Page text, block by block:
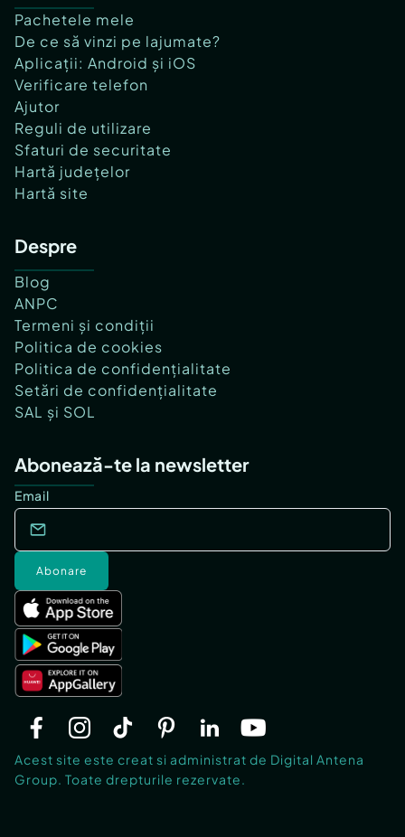
Pachetele mele
De ce să vinzi pe lajumate?
Aplicații: Android și iOS
Verificare telefon
Ajutor
Reguli de utilizare
Sfaturi de securitate
Hartă județelor
Hartă site
Despre
Blog
ANPC
Termeni și condiții
Politica de cookies
Politica de confidențialitate
Setări de confidențialitate
SAL și SOL
Abonează-te la newsletter
Email
Abonare
Acest site este creat si administrat de Digital Antena
Group. Toate drepturile rezervate.